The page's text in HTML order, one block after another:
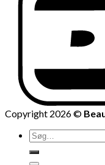
Copyright 2026 ©
Søg
efter: